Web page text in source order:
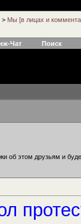
> Мы [в лицах и
Чат Поиск
об этом друзьям и